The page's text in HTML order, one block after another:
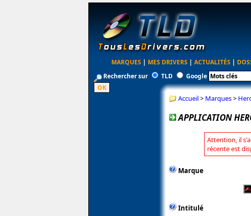
MARQUES | MES DRIVERS | ACTUALITÉS |
Rechercher sur
TLD Google
Accueil> Marques>
APPLICATION
Attention, il
récente est
Marque
Intitulé